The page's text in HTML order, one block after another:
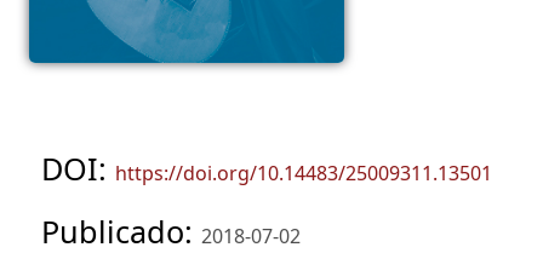
DOI: https://doi.org/10.14483/25009311.13501
Publicado: 2018-07-02